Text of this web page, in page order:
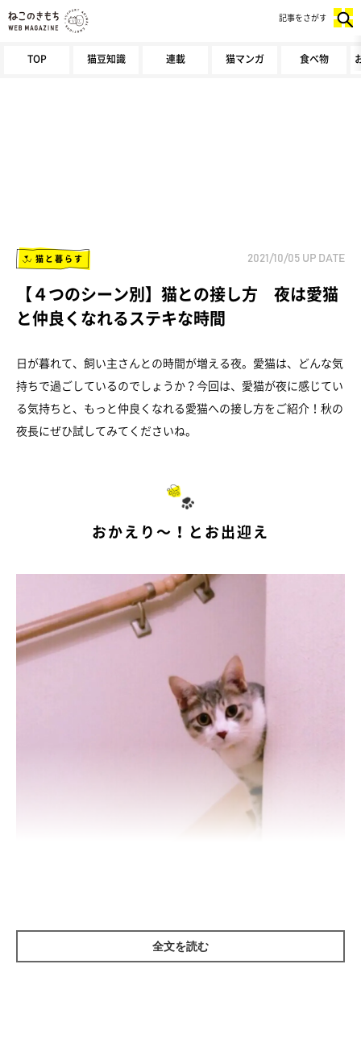
TOP 猫豆知識 連載 猫マンガ 食べ物
記事をさがす
猫と暮らす 2021/10/05 UP DATE
【４つのシーン別】猫との接し方 夜は愛猫
と仲良くなれるステキな時間
日が暮れて、飼い主さんとの時間が増える夜。愛猫は、どんな気
持ちで過ごしているのでしょうか？今回は、愛猫が夜に感じてい
る気持ちと、もっと仲良くなれる愛猫への接し方をご紹介！秋の
夜長にぜひ試してみてくださいね。
おかえり～！とお出迎え
大好きな飼い主さんが帰宅し、愛猫のテンションがとっても上が
全文を読む